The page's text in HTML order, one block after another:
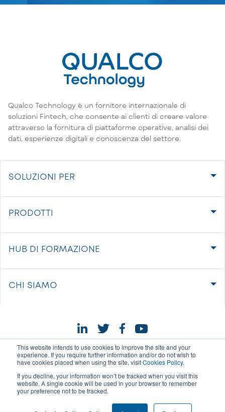
This website intends to use cookies to improve the site and your
experience. If you require further information and/or do not wish to
have cookies placed when using the site, visitCookies Policy.
If you decline, your information won’t be tracked when you visit this
website. A single cookie will be used in your browser to remember
your preference not to be tracked.
Qualco Technology è un fornitore internazionale di
soluzioni Fintech, che consente ai clienti di creare valore
attraverso la fornitura di piattaforme operative, analisi dei
dati, esperienze digitali e conoscenza del settore.
SOLUZIONI PER
PRODOTTI
HUB DI FORMAZIONE
CHI SIAMO